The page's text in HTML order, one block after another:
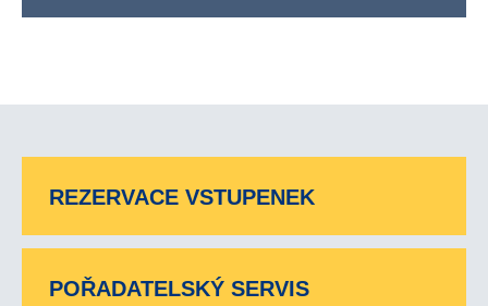
REZERVACE VSTUPENEK
POŘADATELSKÝ SERVIS